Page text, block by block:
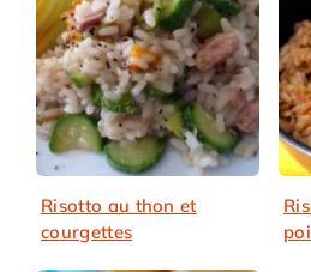
Risotto au thon et
courgettes